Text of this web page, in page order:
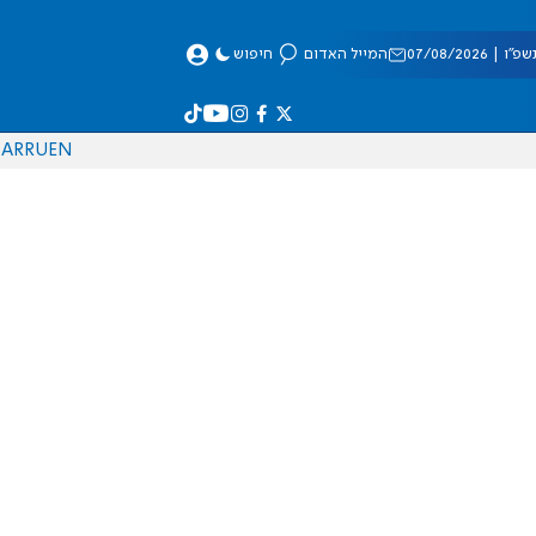
08/2026 המייל האדום חיפוש
EN
RU
AR